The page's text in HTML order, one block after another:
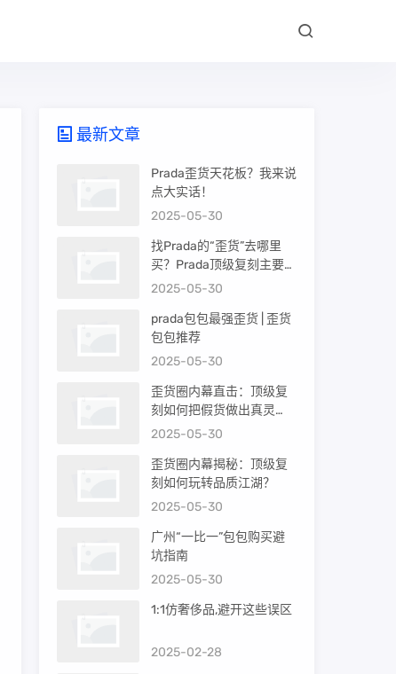
最新文章
Prada歪货天花板？我来说
点大实话！
2025-05-30
找Prada的“歪货”去哪里
买？Prada顶级复刻主要渠
道盘点
2025-05-30
prada包包最强歪货 | 歪货
包包推荐
2025-05-30
歪货圈内幕直击：顶级复
刻如何把假货做出真灵
魂？
2025-05-30
歪货圈内幕揭秘：顶级复
刻如何玩转品质江湖？
2025-05-30
广州“一比一”包包购买避
坑指南
2025-05-30
1:1仿奢侈品,避开这些误区
2025-02-28